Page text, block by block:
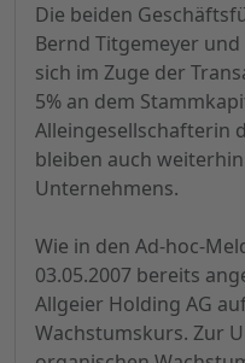
Die beiden
Bernd Titgemeyer
sich im Zuge der
5% an dem
Alleingesellschafterin
bleiben auch
Unternehmens.
Wie in den Ad-hoc-
03.05.2007 bereits
Allgeier Holding AG
Wachstumskurs. Zur